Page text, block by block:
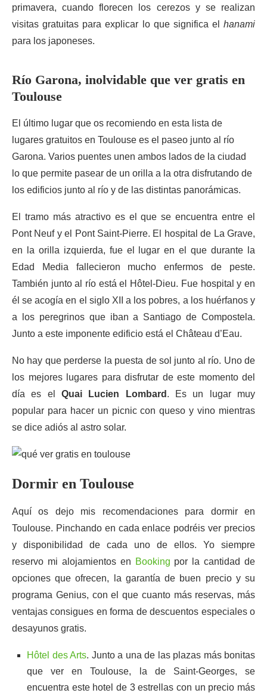
primavera, cuando florecen los cerezos y se realizan
visitas gratuitas para explicar lo que significa el hanami
para los japoneses.
Río Garona, inolvidable que ver gratis en
Toulouse
El último lugar que os recomiendo en esta lista de
lugares gratuitos en Toulouse es el paseo junto al río
Garona. Varios puentes unen ambos lados de la ciudad
lo que permite pasear de un orilla a la otra disfrutando de
los edificios junto al río y de las distintas panorámicas.
El tramo más atractivo es el que se encuentra entre el
Pont Neuf y el Pont Saint-Pierre. El hospital de La Grave,
en la orilla izquierda, fue el lugar en el que durante la
Edad Media fallecieron mucho enfermos de peste.
También junto al río está el Hôtel-Dieu. Fue hospital y en
él se acogía en el siglo XII a los pobres, a los huérfanos y
a los peregrinos que iban a Santiago de Compostela.
Junto a este imponente edificio está el Château d’Eau.
No hay que perderse la puesta de sol junto al río. Uno de
los mejores lugares para disfrutar de este momento del
día es el Quai Lucien Lombard . Es un lugar muy
popular para hacer un picnic con queso y vino mientras
se dice adiós al astro solar.
Dormir en Toulouse
Aquí os dejo mis recomendaciones para dormir en
Toulouse. Pinchando en cada enlace podréis ver precios
y disponibilidad de cada uno de ellos. Yo siempre
reservo mi alojamientos en Booking por la cantidad de
opciones que ofrecen, la garantía de buen precio y su
programa Genius, con el que cuanto más reservas, más
ventajas consigues en forma de descuentos especiales o
desayunos gratis.
Hôtel des Arts. Junto a una de las plazas más bonitas
que ver en Toulouse, la de Saint-Georges, se
encuentra este hotel de 3 estrellas con un precio más